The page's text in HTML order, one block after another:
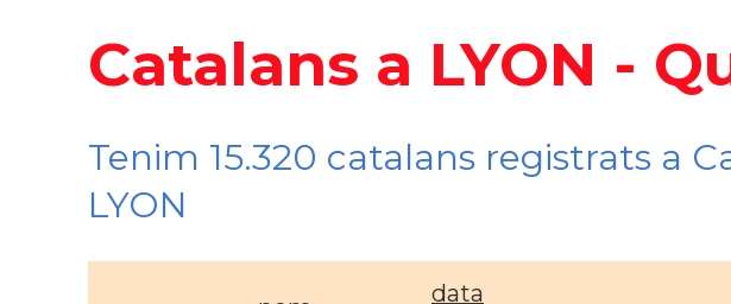
Catalans a LYON -
Tenim 15.320 catalans registrats a
LYON
data